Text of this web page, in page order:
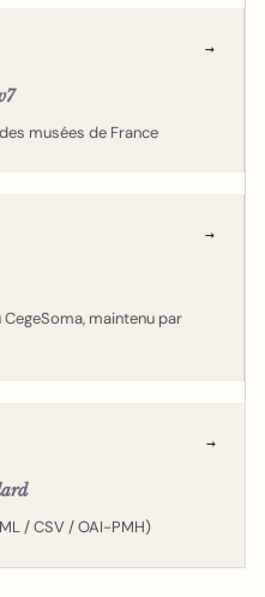
→
musées de France
→
maintenu par
→
/ CSV / OAI-PMH)